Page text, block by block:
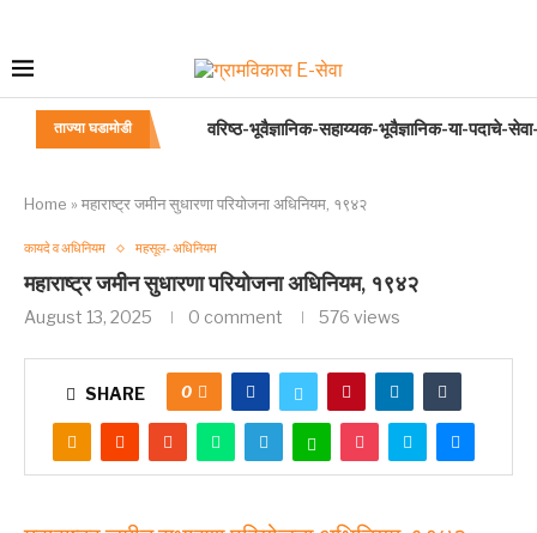
ताज्या घडामोडी
वरिष्ठ-भूवैज्ञानिक-सहाय्यक-भूवैज्ञानिक-या-पदाचे-
Home » महाराष्ट्र जमीन सुधारणा परियोजना अधिनियम, १९४२
कायदे व अधिनियम महसूल- अधिनियम
महाराष्ट्र जमीन सुधारणा परियोजना अधिनियम, १९४२
August 13, 2025 0 comment 576 views
SHARE 0